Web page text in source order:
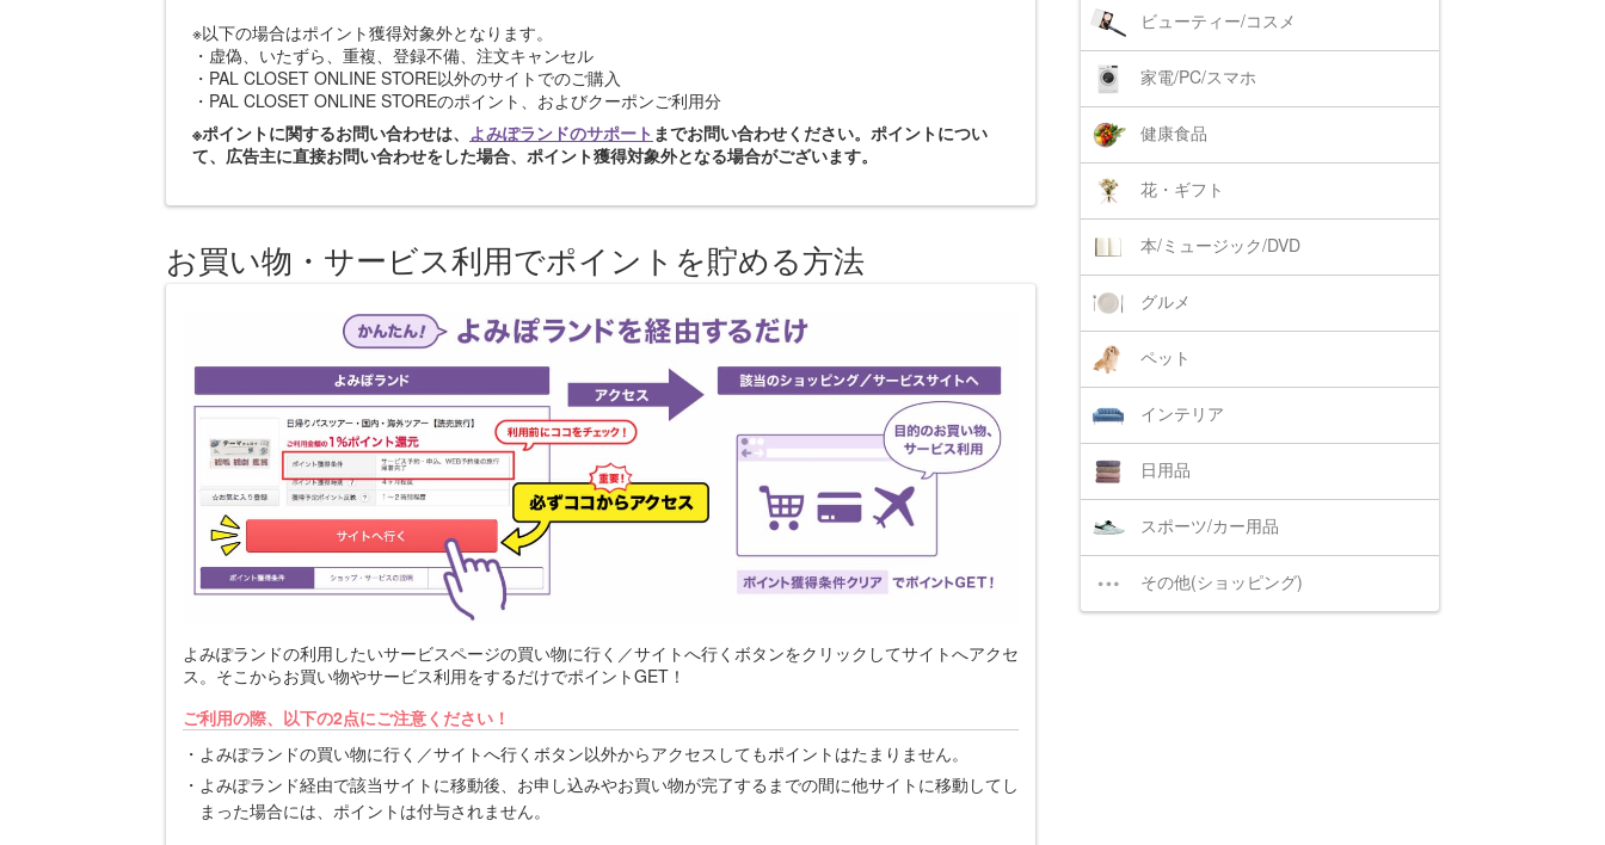
※以下の場合はポイント獲得対象外となります。
・虚偽、いたずら、重複、登録不備、注文キャンセル
・PAL CLOSET ONLINE STORE以外のサイトでのご購入
・PAL CLOSET ONLINE STOREのポイント、およびクーポンご利用分
※ポイントに関するお問い合わせは、 よみぽランドのサポート までお問い合わせください。ポイントについ
て、広告主に直接お問い合わせをした場合、ポイント獲得対象外となる場合がございます。
お買い物・サービス利用でポイントを貯める方法
よみぽランドの利用したいサービスページの買い物に行く／サイトへ行くボタンをクリックしてサイトへアクセ
ス。そこからお買い物やサービス利用をするだけでポイントGET！
ご利用の際、以下の2点にご注意ください！
よみぽランドの買い物に行く／サイトへ行くボタン以外からアクセスしてもポイントはたまりません。
よみぽランド経由で該当サイトに移動後、お申し込みやお買い物が完了するまでの間に他サイトに移動してし
まった場合には、ポイントは付与されません。
ビューティー/コスメ
家電/PC/スマホ
健康食品
花・ギフト
本/ミュージック/DVD
グルメ
ペット
インテリア
日用品
スポーツ/カー用品
その他(ショッピング)